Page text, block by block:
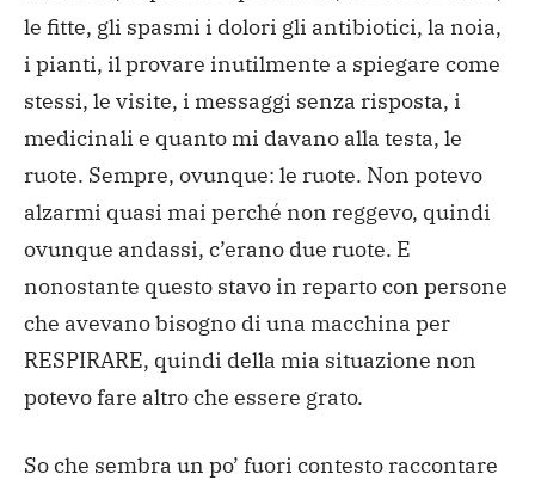
le fitte, gli spasmi i dolori gli antibiotici, la noia,
i pianti, il provare inutilmente a spiegare come
stessi, le visite, i messaggi senza risposta, i
medicinali e quanto mi davano alla testa, le
ruote. Sempre, ovunque: le ruote. Non potevo
alzarmi quasi mai perché non reggevo, quindi
ovunque andassi, c’erano due ruote. E
nonostante questo stavo in reparto con persone
che avevano bisogno di una macchina per
RESPIRARE, quindi della mia situazione non
potevo fare altro che essere grato.
So che sembra un po’ fuori contesto raccontare